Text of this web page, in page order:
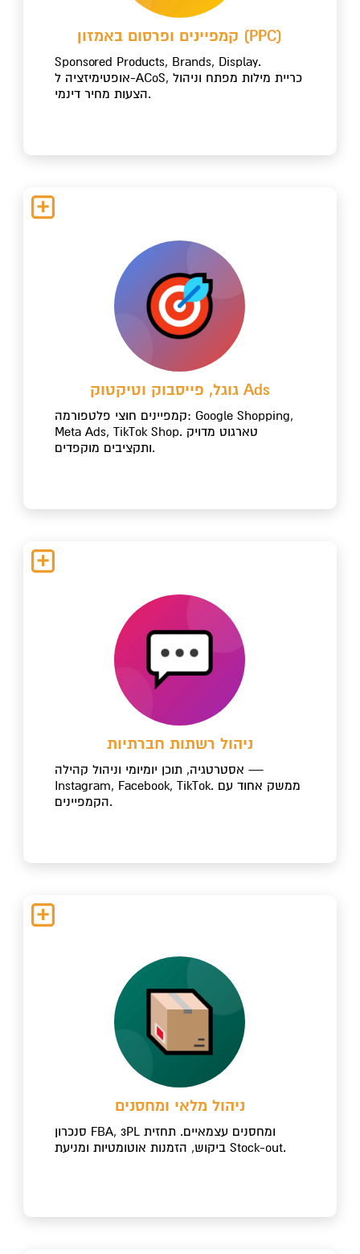
קמפיינים ופרסום באמזון (PPC)
Sponsored Products, Brands, Display.
אופטימיזציה ל-ACoS, כריית מילות מפתח וניהול
הצעות מחיר דינמי.
גוגל, פייסבוק וטיקטוק Ads
קמפיינים חוצי פלטפורמה: Google Shopping,
Meta Ads, TikTok Shop. טארגוט מדויק
ותקציבים מוקפדים.
ניהול רשתות חברתיות
אסטרטגיה, תוכן יומיומי וניהול קהילה —
Instagram, Facebook, TikTok. ממשק אחוד עם
הקמפיינים.
ניהול מלאי ומחסנים
סנכרון FBA, 3PL ומחסנים עצמאיים. תחזית
ביקוש, הזמנות אוטומטיות ומניעת Stock-out.